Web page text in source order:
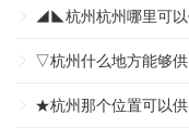
◢◣杭州杭州哪里可以
▽杭州什么地方能够
★杭州那个位置可以